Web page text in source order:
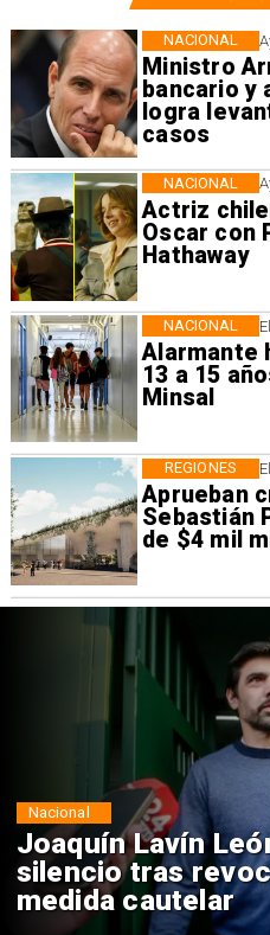
Ministro
bancario y
logra
casos
NACIONAL
Actriz
Oscar con
Hathaway
NACIONAL
Alarmante
13 a 15
Minsal
NACIONAL
Aprueban
Sebastián
de $4 mil
REGIONES
Chile y
reinicio de
consulares
Nacional